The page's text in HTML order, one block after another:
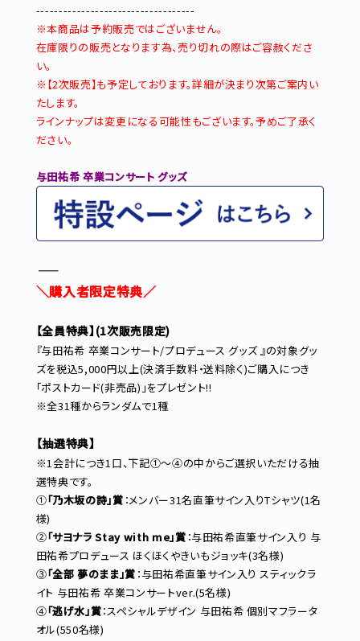
-----------------------------------
※本商品は予約販売ではございません。
在庫限りの販売となります為、売り切れの際はご容赦くださ
い。
※【2次販売】も予定しております。詳細が決まり次第ご案内い
たします。
ラインナップは変更になる可能性もございます。予めご了承く
ださい。
与田祐希 卒業コンサート グッズ
―――――――――――
＼購入者限定特典／
【全員特典】(1次販売限定)
『与田祐希 卒業コンサート/プロデュース グッズ 』の対象グッ
ズを税込5,000円以上(決済手数料・送料除く)ご購入につき
「ポストカード(非売品)」をプレゼント!!
※全31種からランダムで1種
【抽選特典】
※1会計につき1口、下記①～④の中からご選択いただける抽
選特典です。
①「乃木坂の詩」賞 ：メンバー31名直筆サイン入りTシャツ(1名
様)
②「サヨナラ Stay with me」賞 ：与田祐希直筆サイン入り 与
田祐希プロデュース ほくほくやきいもジョッキ(3名様)
③「全部 夢のまま」賞 ：与田祐希直筆サイン入り スティックラ
イト 与田祐希 卒業コンサートver.(5名様)
④「逃げ水」賞：スペシャルデザイン 与田祐希 個別マフラータ
オル(550名様)